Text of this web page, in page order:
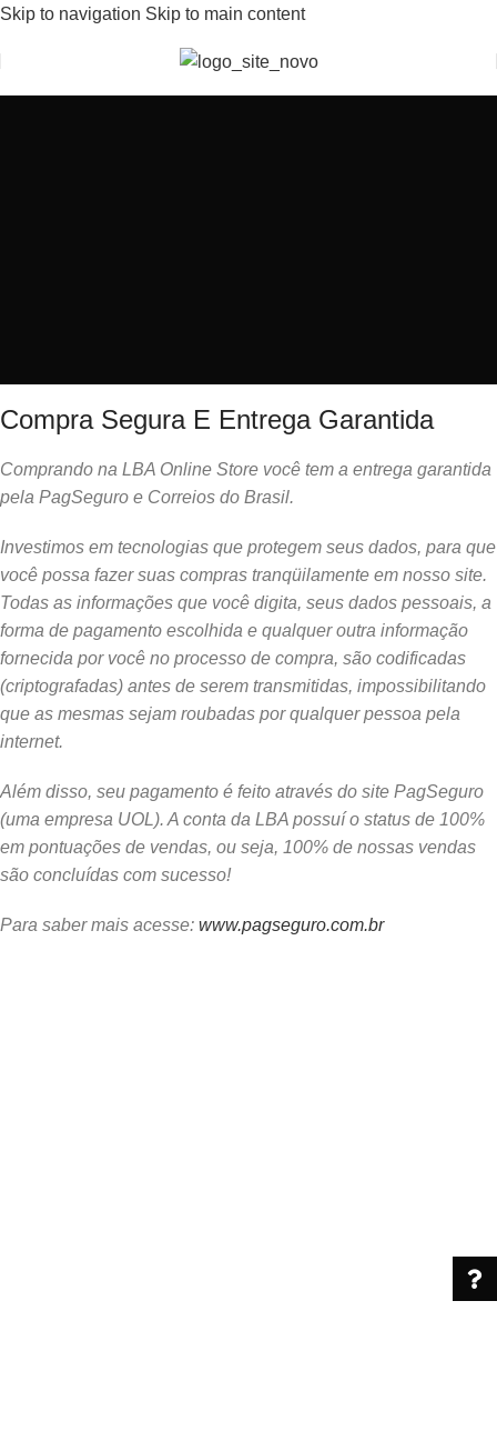
Skip to navigation Skip to main content
Bem-Vindo(a) a Lobs Store
Compra Segura E Entrega Garantida
Comprando na LBA Online Store você tem a entrega garantida
pela PagSeguro e Correios do Brasil.
Investimos em tecnologias que protegem seus dados, para que
você possa fazer suas compras tranqüilamente em nosso site.
Todas as informações que você digita, seus dados pessoais, a
forma de pagamento escolhida e qualquer outra informação
fornecida por você no processo de compra, são codificadas
(criptografadas) antes de serem transmitidas, impossibilitando
que as mesmas sejam roubadas por qualquer pessoa pela
internet.
Além disso, seu pagamento é feito através do site PagSeguro
(uma empresa UOL). A conta da LBA possuí o status de 100%
em pontuações de vendas, ou seja, 100% de nossas vendas
são concluídas com sucesso!
Para saber mais acesse: www.pagseguro.com.br